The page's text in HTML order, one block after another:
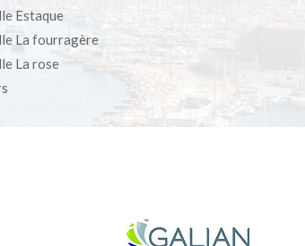
Estaque
La fourragère
La rose